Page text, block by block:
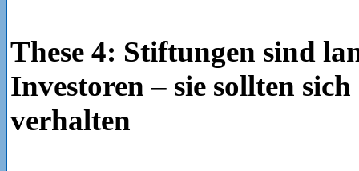
These 4: Stiftungen sind
Investoren – sie sollten sich
verhalten